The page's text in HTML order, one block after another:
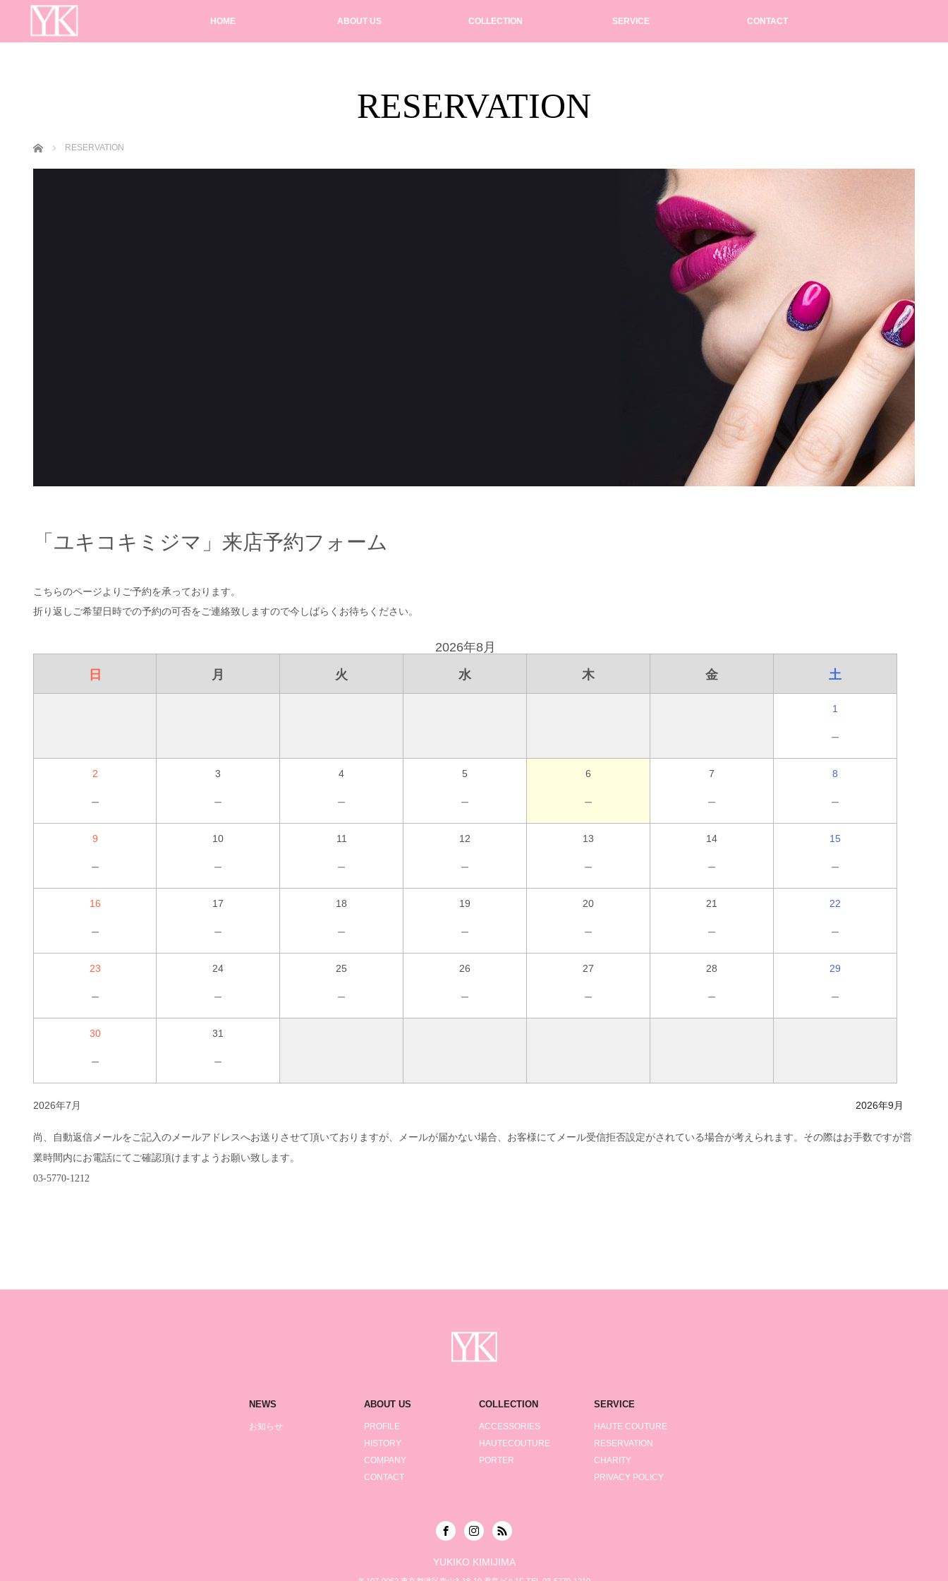
HOME ABOUT US COLLECTION SERVICE CONTACT
RESERVATION
ホーム RESERVATION
「ユキコキミジマ」来店予約フォーム
こちらのページよりご予約を承っております。
折り返しご希望日時での予約の可否をご連絡致しますので今しばらくお待ちください。
2026年8月
日
月 火 水 木 金 土
1
－
2
－
3
－
4
－
5
－
6
－
7
－
8
－
9
－
10
－
11
－
12
－
13
－
14
－
15
－
16
－
17
－
18
－
19
－
20
－
21
－
22
－
23
－
24
－
25
－
26
－
27
－
28
－
29
－
30
－
31
－
2026年7月 2026年9月
尚、自動返信メールをご記入のメールアドレスへお送りさせて頂いておりますが、メールが届かない場合、お客様にてメール受信拒否設定がされている場合が考えられます。その際はお手数ですが営
業時間内にお電話にてご確認頂けますようお願い致します。
03-5770-1212
NEWS
お知らせ
ABOUT US
PROFILE
HISTORY
COMPANY
CONTACT
COLLECTION
ACCESSORIES
HAUTECOUTURE
PORTER
SERVICE
HAUTE COUTURE
RESERVATION
CHARITY
PRIVACY POLICY
YUKIKO KIMIJIMA